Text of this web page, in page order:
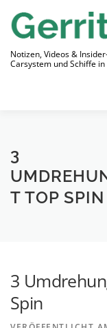
Inhalt
springen
Notizen, Videos &
Carsystem und Schiffe
3
T TOP SPIN
3
Spin